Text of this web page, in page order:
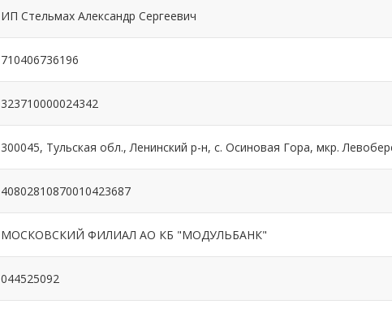
ИП Стельмах Александр Сергеевич
710406736196
323710000024342
300045, Тульская обл., Ленинский р-н, с. Осиновая Гора, мкр.
40802810870010423687
МОСКОВСКИЙ ФИЛИАЛ АО КБ "МОДУЛЬБАНК"
044525092